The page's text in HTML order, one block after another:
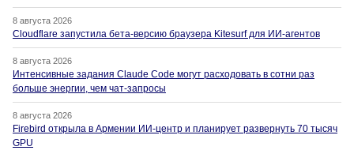
8 августа 2026
Cloudflare запустила бета-версию браузера Kitesurf для ИИ-агентов
8 августа 2026
Интенсивные задания Claude Code могут расходовать в сотни раз
больше энергии, чем чат-запросы
8 августа 2026
Firebird открыла в Армении ИИ-центр и планирует развернуть 70 тысяч
GPU